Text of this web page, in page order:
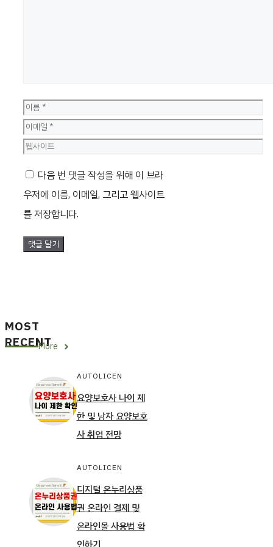
이
름
이
메
웹
트
다음 번 댓글 작성을 위해 이 브라
우저에 이름, 이메일, 그리고 웹사이트
를 저장합니다.
MOST
RECENT
More
AUTOLICEN
요양보호사 나이 제
한 및 남자 요양보호
사 취업 전망
AUTOLICEN
디지털 온누리상품
권 온라인 결제 및
온라인몰 사용법 확